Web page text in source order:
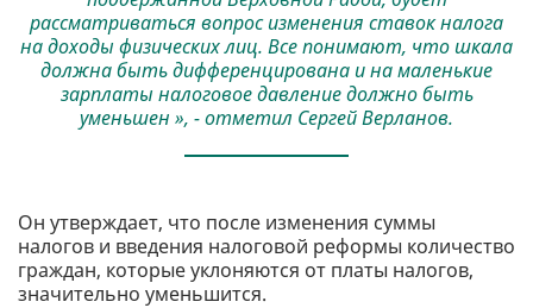
рассматриваться вопрос изменения ставок налога
на доходы физических лиц. Все понимают, что шкала
должна быть дифференцирована и на маленькие
зарплаты налоговое давление должно быть
уменьшен », - отметил Сергей Верланов.
Он утверждает, что после изменения суммы
налогов и введения налоговой реформы количество
граждан, которые уклоняются от платы налогов,
значительно уменьшится.